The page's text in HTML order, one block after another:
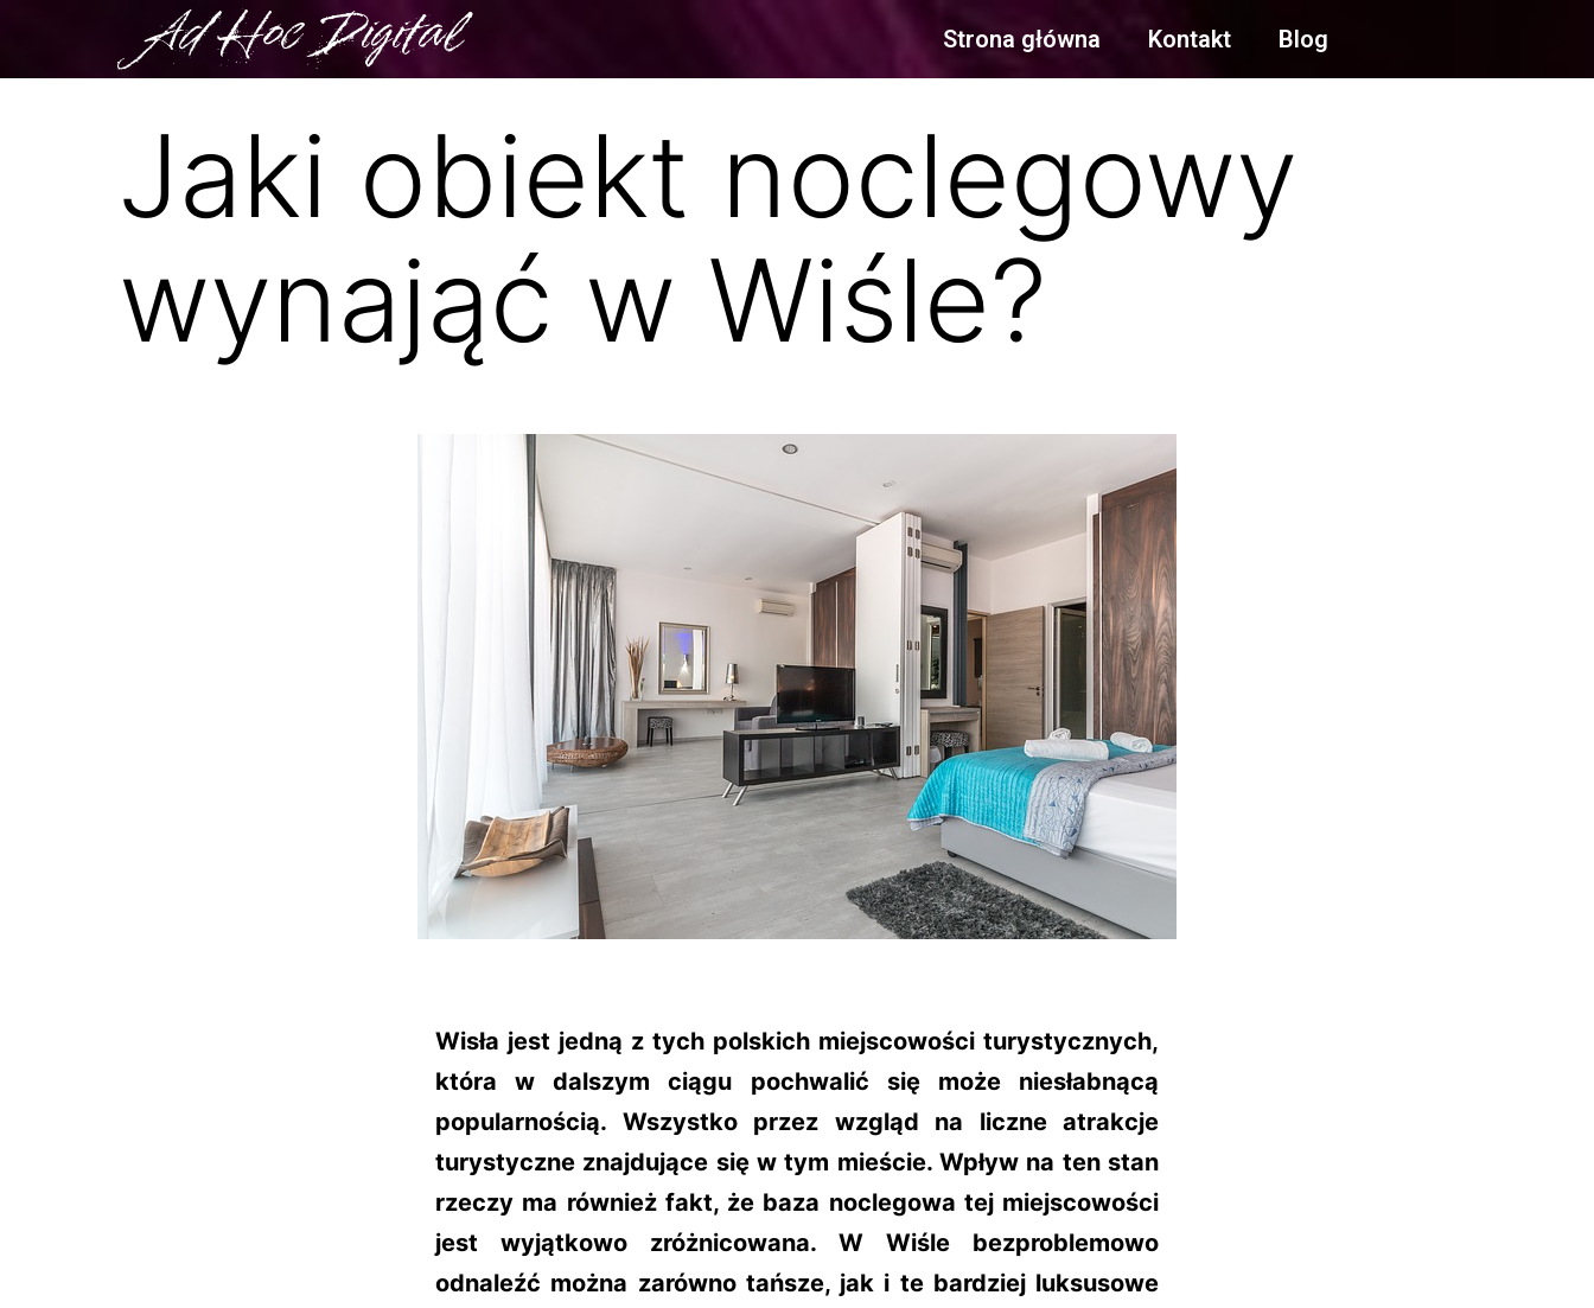
Ad Hoc Digital Strona główna Kontakt Blog
Jaki obiekt noclegowy
wynająć w Wiśle?
Wisła jest jedną z tych polskich miejscowości turystycznych,
która w dalszym ciągu pochwalić się może niesłabnącą
popularnością. Wszystko przez wzgląd na liczne atrakcje
turystyczne znajdujące się w tym mieście. Wpływ na ten stan
rzeczy ma również fakt, że baza noclegowa tej miejscowości
jest wyjątkowo zróżnicowana. W Wiśle bezproblemowo
odnaleźć można zarówno tańsze, jak i te bardziej luksusowe